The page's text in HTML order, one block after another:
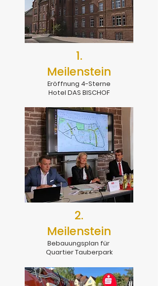
1.
Meilenstein
Eröffnung 4-Sterne
Hotel DAS BISCHOF
2.
Meilenstein
Bebauungsplan für
Quartier Tauberpark